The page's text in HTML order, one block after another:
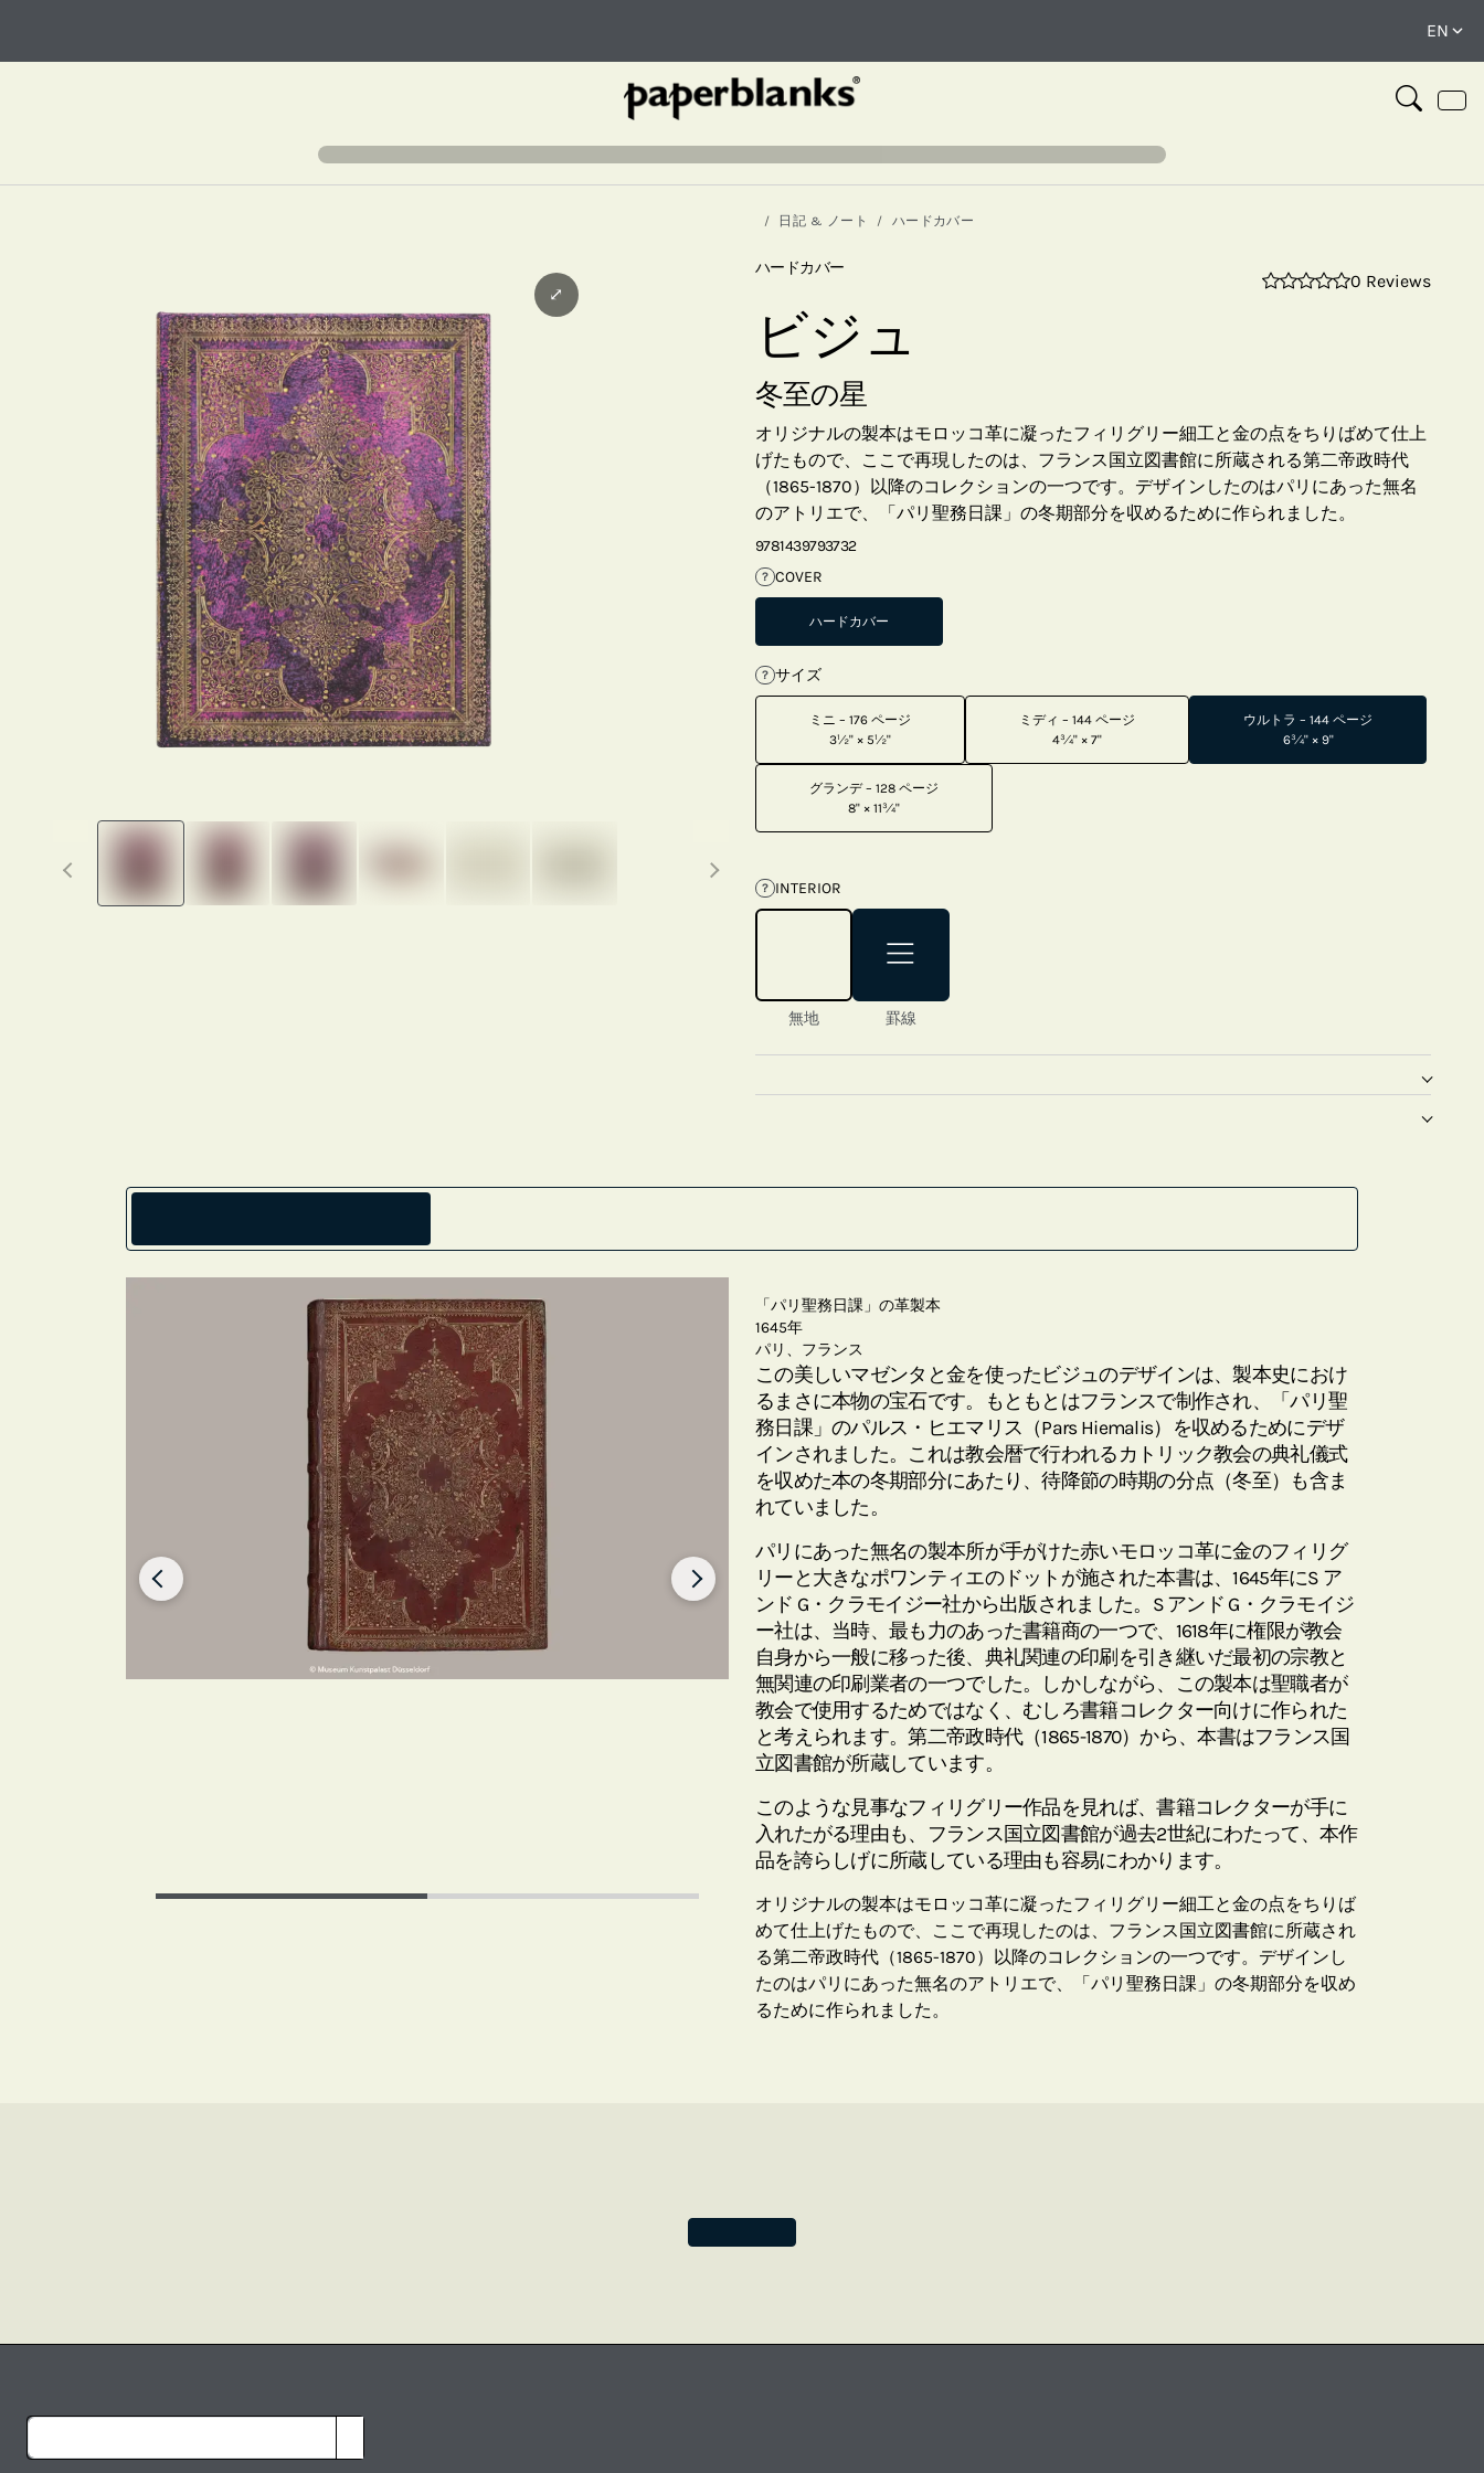
日記 & ノート ハードカバー
Previous thumbnails Next thumbnails
⤢
ハードカバー
0 Reviews
ビジュ
冬至の星
オリジナルの製本はモロッコ革に凝ったフィリグリー細工と金の点をちりばめて仕上
げたもので、ここで再現したのは、フランス国立図書館に所蔵される第二帝政時代
（1865-1870）以降のコレクションの一つです。デザインしたのはパリにあった無名
のアトリエで、「パリ聖務日課」の冬期部分を収めるために作られました。
9781439793732
? COVER
ハードカバー
? サイズ
ミニ – 176 ページ
3½" × 5½"
ミディ – 144 ページ
4¾" × 7"
ウルトラ – 144 ページ
6¾" × 9"
グランデ – 128 ページ
8" × 11¾"
? INTERIOR
無地 罫線
「パリ聖務日課」の革製本
1645年
パリ、フランス
この美しいマゼンタと金を使ったビジュのデザインは、製本史におけ
るまさに本物の宝石です。もともとはフランスで制作され、「パリ聖
務日課」のパルス・ヒエマリス（Pars Hiemalis）を収めるためにデザ
インされました。これは教会暦で行われるカトリック教会の典礼儀式
を収めた本の冬期部分にあたり、待降節の時期の分点（冬至）も含ま
れていました。
パリにあった無名の製本所が手がけた赤いモロッコ革に金のフィリグ
リーと大きなポワンティエのドットが施された本書は、1645年にS ア
ンド G・クラモイジー社から出版されました。S アンド G・クラモイジ
ー社は、当時、最も力のあった書籍商の一つで、1618年に権限が教会
自身から一般に移った後、典礼関連の印刷を引き継いだ最初の宗教と
無関連の印刷業者の一つでした。しかしながら、この製本は聖職者が
教会で使用するためではなく、むしろ書籍コレクター向けに作られた
と考えられます。第二帝政時代（1865-1870）から、本書はフランス国
立図書館が所蔵しています。
このような見事なフィリグリー作品を見れば、書籍コレクターが手に
入れたがる理由も、フランス国立図書館が過去2世紀にわたって、本作
品を誇らしげに所蔵している理由も容易にわかります。
オリジナルの製本はモロッコ革に凝ったフィリグリー細工と金の点をちりば
めて仕上げたもので、ここで再現したのは、フランス国立図書館に所蔵され
る第二帝政時代（1865-1870）以降のコレクションの一つです。デザインし
たのはパリにあった無名のアトリエで、「パリ聖務日課」の冬期部分を収め
るために作られました。